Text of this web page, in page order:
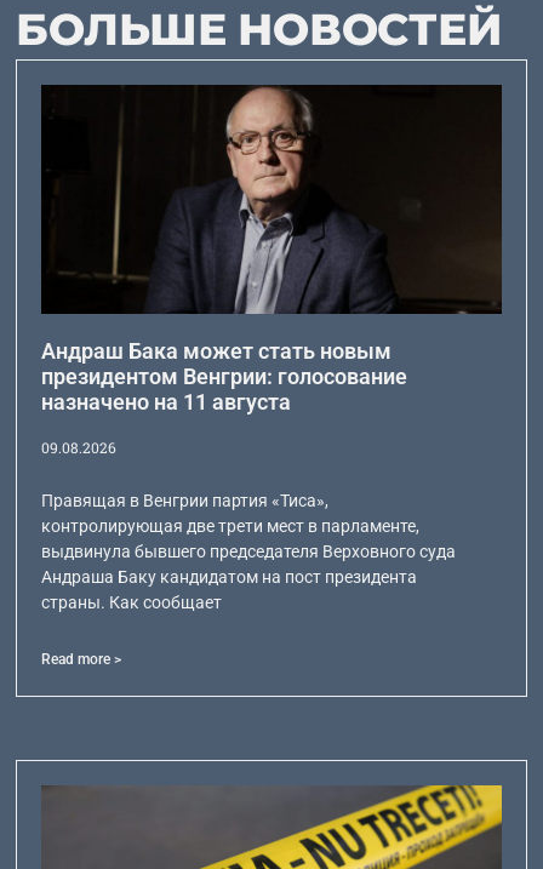
БОЛЬШЕ НОВОСТЕЙ
Андраш Бака может стать новым
президентом Венгрии: голосование
назначено на 11 августа
09.08.2026
Правящая в Венгрии партия «Тиса»,
контролирующая две трети мест в парламенте,
выдвинула бывшего председателя Верховного суда
Андраша Баку кандидатом на пост президента
страны. Как сообщает
Read more >